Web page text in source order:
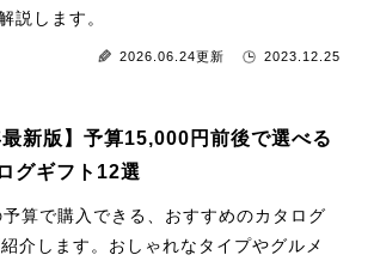
説します。
2026.06.24更新 2023.12.25
最新版】予算15,000円前後で選べる
グギフト12選
算で購入できる、おすすめのカタログ
介します。おしゃれなタイプやグルメ